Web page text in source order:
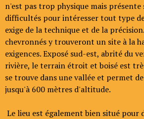
n'est pas trop physique mais
difficultés pour intéresser tout type
exige de la technique et de la
chevronnés y trouveront un site à la
exigences. Exposé sud-est, abrité du
rivière, le terrain étroit et boisé est
se trouve dans une vallée et permet
jusqu'à 600 mètres d'altitude.
Le lieu est également bien situé pour